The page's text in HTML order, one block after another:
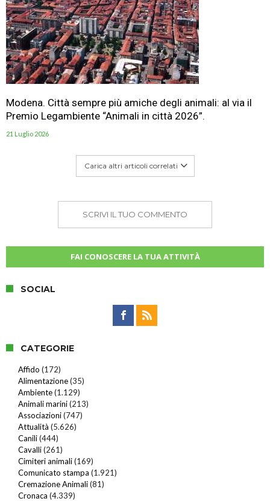
Modena. Città sempre più amiche degli animali: al via il
Premio Legambiente “Animali in città 2026”.
21 Luglio 2026
Carica altri articoli correlati
SCRIVI IL TUO COMMENTO
FAI CONOSCERE LA TUA ATTIVITÀ
SOCIAL
CATEGORIE
Affido (172)
Alimentazione(35)
Ambiente(1.129)
Animali marini(213)
Associazioni(747)
Attualità (5.626)
Canili(444)
Cavalli(261)
Cimiteri animali(169)
Comunicato stampa (1.921)
Cremazione Animali(81)
Cronaca (4.339)